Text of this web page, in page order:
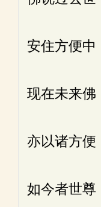
安住方便中
现在未来佛
亦以诸方便
如今者世尊